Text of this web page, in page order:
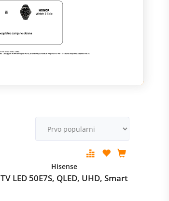
Hisense
TV LED 50E7S, QLED, UHD, Smart